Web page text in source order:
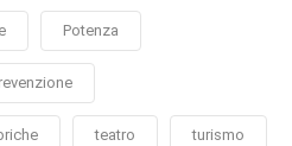
Potenza
teatro turismo